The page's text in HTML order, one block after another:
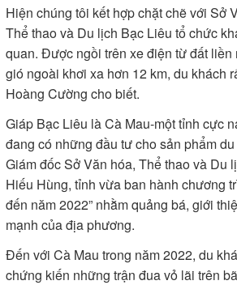
Hiện chúng tôi kết hợp chặt chẽ với Sở
Thể thao và Du lịch Bạc Liêu tổ chức
quan. Ðược ngồi trên xe điện từ đất liền
gió ngoài khơi xa hơn 12 km, du khách
Hoàng Cường cho biết.
Giáp Bạc Liêu là Cà Mau-một tỉnh cực
đang có những đầu tư cho sản phẩm
Giám đốc Sở Văn hóa, Thể thao và Du
Hiếu Hùng, tỉnh vừa ban hành chương
đến năm 2022” nhằm quảng bá, giới
mạnh của địa phương.
Ðến với Cà Mau trong năm 2022, du
chứng kiến những trận đua vỏ lãi trên